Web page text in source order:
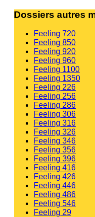
Dossiers autres
Feeling 720
Feeling 850
Feeling 920
Feeling 960
Feeling 1100
Feeling 1350
Feeling 226
Feeling 256
Feeling 286
Feeling 306
Feeling 316
Feeling 326
Feeling 346
Feeling 356
Feeling 396
Feeling 416
Feeling 426
Feeling 446
Feeling 486
Feeling 546
Feeling 29